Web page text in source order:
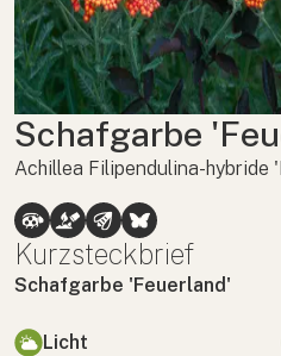
Schafgarbe
Achillea Filipendulina-hybride
Kurzsteckbrief
Schafgarbe 'Feuerland'
Licht